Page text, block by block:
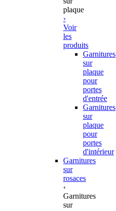
plaque
›
Voir
les
produits
Garnitures
sur
plaque
pour
portes
d'entrée
Garnitures
sur
plaque
pour
portes
d'intérieur
Garnitures
sur
rosaces
‹
Garnitures
sur